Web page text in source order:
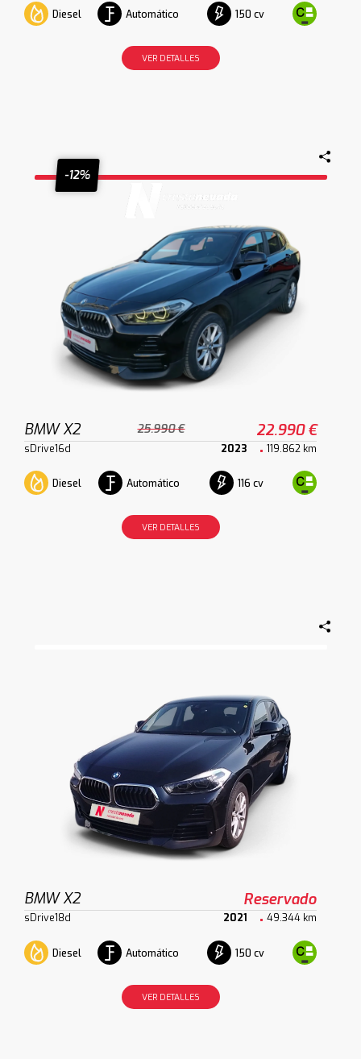
Diesel Automático 150 cv
VER DETALLES
-12%
BMW X2 25.990 € 22.990 €
sDrive16d 2023 119.862 km
Diesel Automático 116 cv
VER DETALLES
BMW X2 Reservado
sDrive18d 2021 49.344 km
Diesel Automático 150 cv
VER DETALLES